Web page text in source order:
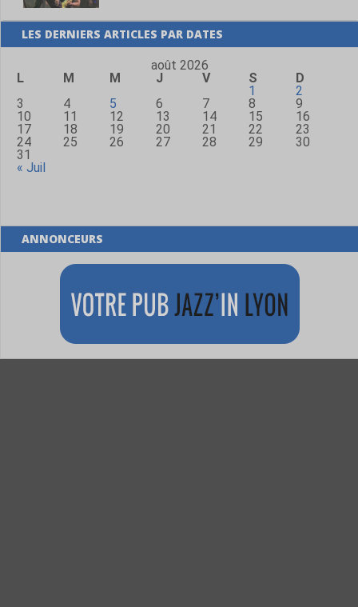
LES DERNIERS ARTICLES PAR DATES
août 2026
L
M M J V S
D
1
2
3
4 5 6 7 8
9
10
11 12 13 14 15
16
17
18 19 20 21 22
23
24
25 26 27 28 29
30
31
« Juil
ANNONCEURS